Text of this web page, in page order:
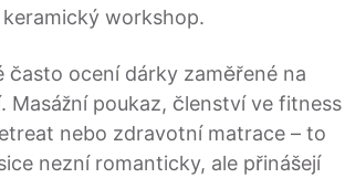
workshop.
ocení dárky zaměřené na
Masážní poukaz, členství ve fitness
nebo zdravotní matrace – to
nezní romanticky, ale přinášejí